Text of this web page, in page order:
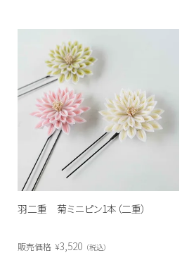
羽二重 菊ミニピン1本（二重）
販売価格 ¥3,520 税込